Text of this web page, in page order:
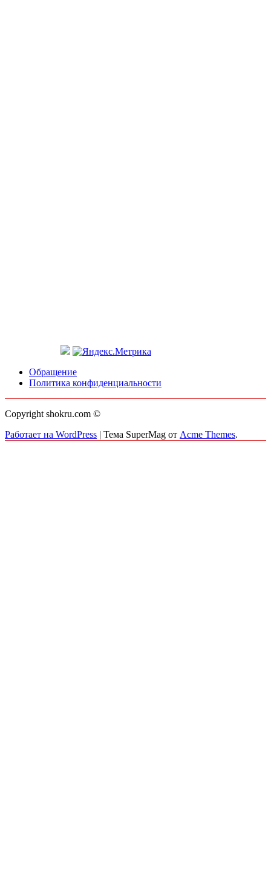
Обращение
Политика конфиденциальности
Copyright shokru.com ©
Работает на WordPress | Тема SuperMag от Acme Themes.